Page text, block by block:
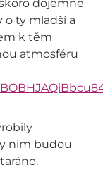
dojemné
o ty mladší a
k těm
atmosféru
nim budou